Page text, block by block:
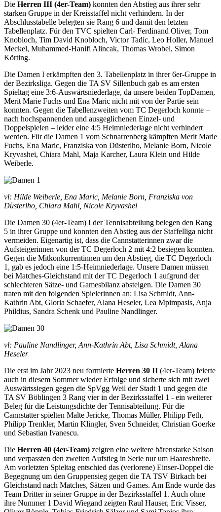
Die Herren III (4er-Team) konnten den Abstieg aus ihrer sehr
starken Gruppe in der Kreisstaffel nicht verhindern. In der
Abschlusstabelle belegten sie Rang 6 und damit den letzten
Tabellenplatz. Für den TVC spielten Carl- Ferdinand Oliver, Tom
Knobloch, Tim David Knobloch, Victor Tadic, Leo Holler, Manuel
Meckel, Muhammed-Hanifi Alincak, Thomas Wrobel, Simon
Körting.
Die Damen I erkämpften den 3. Tabellenplatz in ihrer 6er-Gruppe in
der Bezirksliga. Gegen die TA SV Sillenbuch gab es am ersten
Spieltag eine 3:6-Auswärtsniederlage, da unsere beiden TopDamen,
Merit Marie Fuchs und Ena Maric nicht mit von der Partie sein
konnten. Gegen die Tabellenzweiten vom TC Degerloch konnte –
nach hochspannenden und ausgeglichenen Einzel- und
Doppelspielen – leider eine 4:5 Heimniederlage nicht verhindert
werden. Für die Damen 1 vom Schnarrenberg kämpften Merit Marie
Fuchs, Ena Maric, Franziska von Düsterlho, Melanie Born, Nicole
Kryvashei, Chiara Mahl, Maja Karcher, Laura Klein und Hilde
Weiberle.
vl: Hilde Weiberle, Ena Maric, Melanie Born, Franziska von
Düsterlho, Chiara Mahl, Nicole Kryvashei
Die Damen 30 (4er-Team) I der Tennisabteilung belegen den Rang
5 in ihrer Gruppe und konnten den Abstieg aus der Staffelliga nicht
vermeiden. Eigenartig ist, dass die Cannstatterinnen zwar die
Aufsteigerinnen von der TC Degerloch 2 mit 4:2 besiegen konnten.
Gegen die Mitkonkurrentinnen um den Abstieg, die TC Degerloch
1, gab es jedoch eine 1:5-Heimniederlage. Unsere Damen müssen
bei Matches-Gleichstand mit der TC Degerloch 1 aufgrund der
schlechteren Sätze- und Gamesbilanz absteigen. Die Damen 30
traten mit den folgenden Spielerinnen an: Lisa Schmidt, Ann-
Kathrin Abt, Gloria Schaefer, Alana Heseler, Lea Mpimpasis, Anja
Phildius, Sandra Schenk und Pauline Nandlinger.
vl: Pauline Nandlinger, Ann-Kathrin Abt, Lisa Schmidt, Alana
Heseler
Die erst im Jahr 2023 neu formierte Herren 30 II (4er-Team) feierte
auch in diesem Sommer wieder Erfolge und sicherte sich mit zwei
Auswärtssiegen gegen die SpVgg Weil der Stadt 1 und gegen die
TA SV Böblingen 3 Rang vier in der Bezirksstaffel 1 - ein weiterer
Beleg für die Leistungsdichte der Tennisabteilung. Für die
Cannstatter spielten Malte Jericke, Thomas Müller, Philipp Feth,
Philipp Trenkler, Martin Klingler, Sven Schneider, Christian Goerke
und Sebastian Ivanescu.
Die Herren 40 (4er-Team) zeigten eine weitere bärenstarke Saison
und verpassten den zweiten Aufstieg in Serie nur um Haaresbreite.
Am vorletzten Spieltag entschied das (verlorene) Einser-Doppel die
Begegnung um den Gruppensieg gegen die TA TSV Birkach bei
Gleichstand nach Matches, Sätzen und Games. Am Ende wurde das
Team Dritter in seiner Gruppe in der Bezirksstaffel 1. Auch ohne
ihre Nummer 1 David Wiegand zeigten Raul Hauser, Eric Visser,